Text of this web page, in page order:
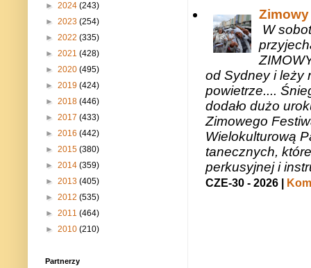
W
od Sydney i leży
powietrze....
dodało dużo
Zimowego
Wielokulturową
tanecznych,
perkusyjnej i
CZE-30 - 2026 |
► 2024 (243)
► 2023 (254)
► 2022 (335)
► 2021 (428)
► 2020 (495)
► 2019 (424)
► 2018 (446)
► 2017 (433)
► 2016 (442)
► 2015 (380)
► 2014 (359)
► 2013 (405)
► 2012 (535)
► 2011 (464)
► 2010 (210)
Partnerzy